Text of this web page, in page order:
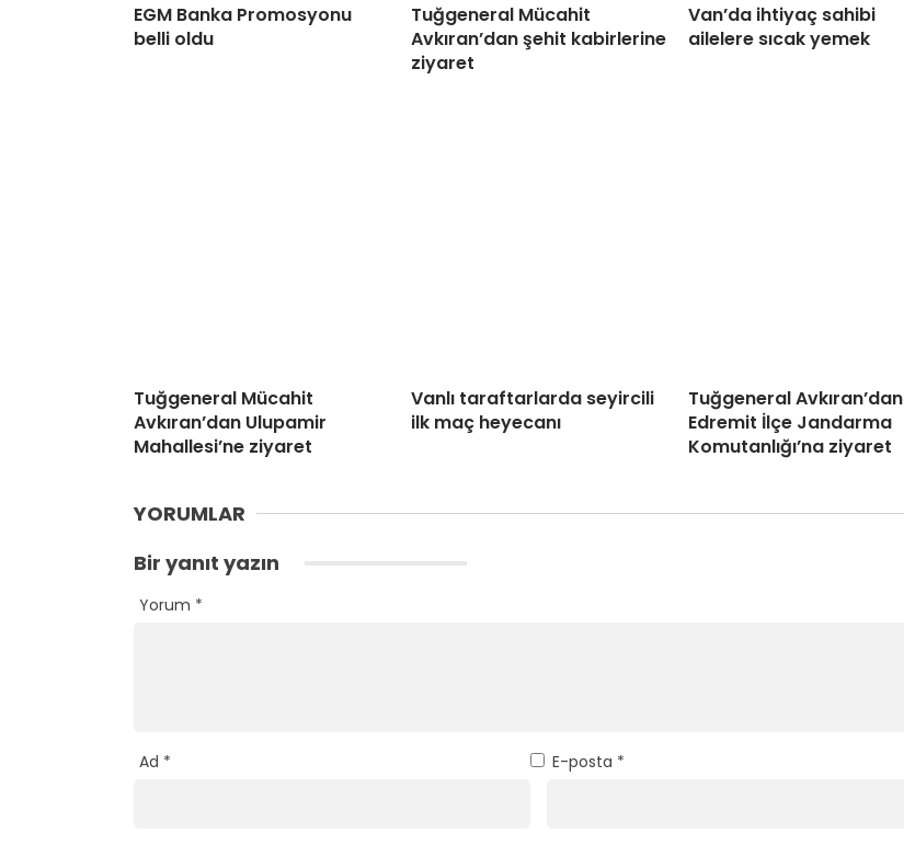
EGM Banka Promosyonu
belli oldu
Tuğgeneral Mücahit
Avkıran’dan şehit kabirlerine
ziyaret
Van’da ihtiyaç sahibi
ailelere sıcak yemek
Tuğgeneral Mücahit
Avkıran’dan Ulupamir
Mahallesi’ne ziyaret
Vanlı taraftarlarda seyircili
ilk maç heyecanı
Tuğgeneral Avkıran’dan
Edremit İlçe Jandarma
Komutanlığı’na ziyaret
YORUMLAR
Bir yanıt yazın
Yorum *
Ad * E-posta *